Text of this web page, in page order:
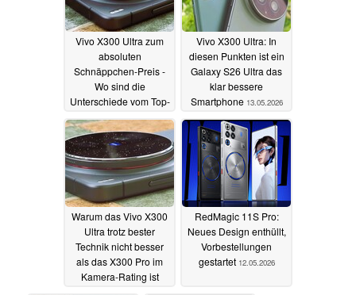
Vivo X300 Ultra zum
absoluten
Schnäppchen-Preis -
Wo sind die
Unterschiede vom Top-
Import14.05.2026
Vivo X300 Ultra: In
diesen Punkten ist ein
Galaxy S26 Ultra das
klar bessere
Smartphone 13.05.2026
Warum das Vivo X300
Ultra trotz bester
Technik nicht besser
als das X300 Pro im
Kamera-Rating ist
RedMagic 11S Pro:
Neues Design enthüllt,
Vorbestellungen
gestartet 12.05.2026